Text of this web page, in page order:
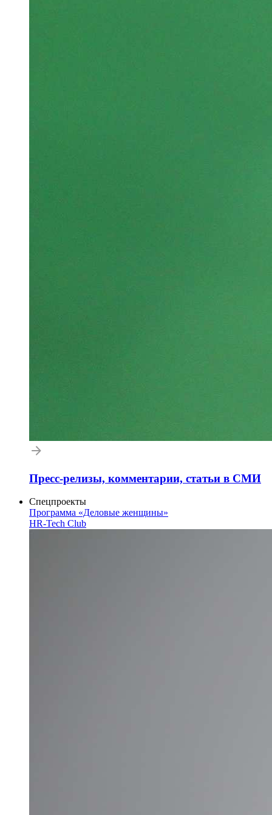
Пресс-релизы, комментарии, статьи в СМИ
Спецпроекты
Программа «Деловые женщины»
HR-Tech Club